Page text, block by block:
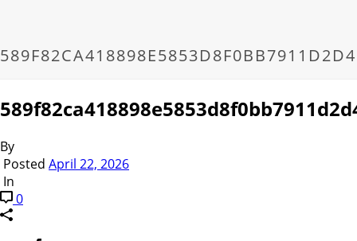
By
Posted April 22, 2026
In
0